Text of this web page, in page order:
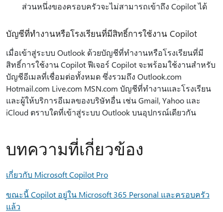
ส่วนหนึ่งของครอบครัวจะไม่สามารถเข้าถึง Copilot ได้
บัญชีที่ทํางานหรือโรงเรียนที่มีสิทธิ์การใช้งาน Copilot
เมื่อเข้าสู่ระบบ Outlook ด้วยบัญชีที่ทํางานหรือโรงเรียนที่มี
สิทธิ์การใช้งาน Copilot ฟีเจอร์ Copilot จะพร้อมใช้งานสําหรับ
บัญชีอีเมลที่เชื่อมต่อทั้งหมด ซึ่งรวมถึง Outlook.com
Hotmail.com Live.com MSN.com บัญชีที่ทํางานและโรงเรียน
และผู้ให้บริการอีเมลของบริษัทอื่น เช่น Gmail, Yahoo และ
iCloud ตราบใดที่เข้าสู่ระบบ Outlook บนอุปกรณ์เดียวกัน
บทความที่เกี่ยวข้อง
เกี่ยวกับ Microsoft Copilot Pro
ขณะนี้ Copilot อยู่ใน Microsoft 365 Personal และครอบครัว
แล้ว